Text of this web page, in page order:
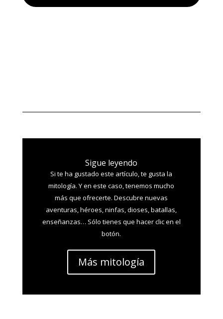
Sigue leyendo
Si te ha gustado este artículo, te gusta la
mitología. Y en este caso, tenemos mucho
más que ofrecerte. Descubre nuevas
aventuras, héroes, ninfas, dioses, batallas,
enseñanzas… Sólo tienes que hacer clic en el
botón.
Más mitología